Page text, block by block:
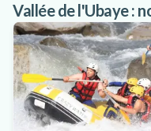
Vallée de l'Ubaye :